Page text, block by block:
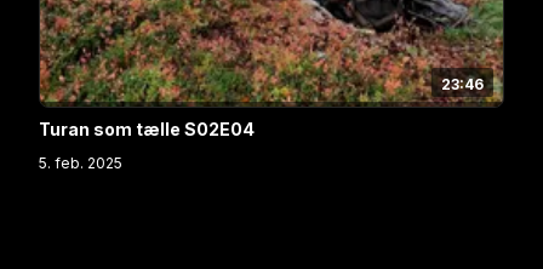
23:46
Turan som tælle S02E04
5. feb. 2025